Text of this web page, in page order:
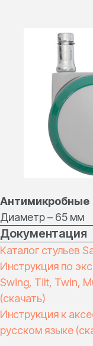
Антимикробные
Диаметр – 65 мм
Документация
Каталог стульев
Инструкция по
Swing, Tilt, Twin,
(скачать)
Инструкция к
русском языке
+7 (495) 108 75 72
Навигация
Контакты
Оплата и доставка
Общество с
ответственностью
— эксклюзивный
Политика
конфиденциальности
Разработка сайта